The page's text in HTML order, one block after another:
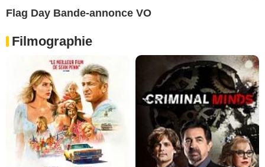
Flag Day Bande-annonce VO
Filmographie